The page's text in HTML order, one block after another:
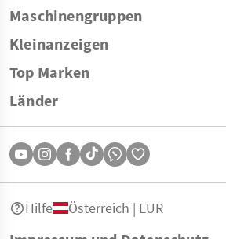
Maschinengruppen
Kleinanzeigen
Top Marken
Länder
Hilfe Österreich | EUR